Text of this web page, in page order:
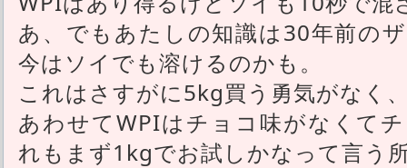
あ、でもあたしの知識は30年前の
今はソイでも溶けるのかも。
これはさすがに5kg買う勇気がなく
あわせてWPIはチョコ味がなくて
れもまず1kgでお試しかなって言う